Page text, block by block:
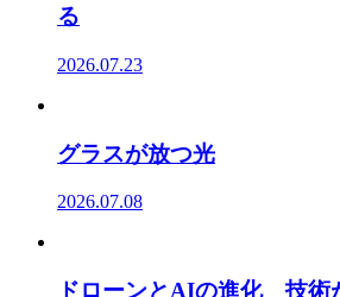
る
2026.07.23
グラスが放つ光
2026.07.08
ドローンとAIの進化 技術